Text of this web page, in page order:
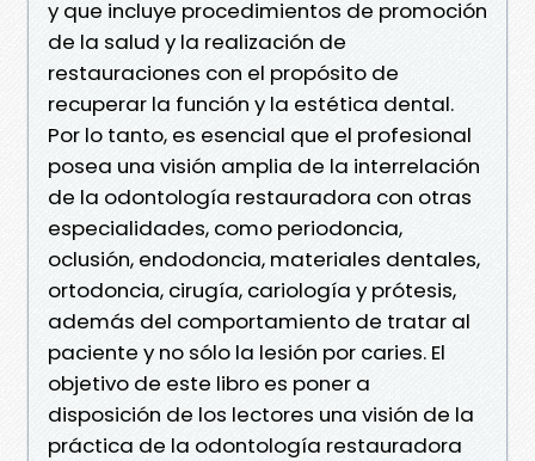
y que incluye procedimientos de promoción
de la salud y la realización de
restauraciones con el propósito de
recuperar la función y la estética dental.
Por lo tanto, es esencial que el profesional
posea una visión amplia de la interrelación
de la odontología restauradora con otras
especialidades, como periodoncia,
oclusión, endodoncia, materiales dentales,
ortodoncia, cirugía, cariología y prótesis,
además del comportamiento de tratar al
paciente y no sólo la lesión por caries. El
objetivo de este libro es poner a
disposición de los lectores una visión de la
práctica de la odontología restauradora